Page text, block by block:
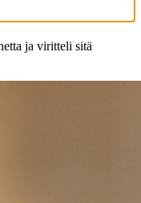
ja viritteli sitä